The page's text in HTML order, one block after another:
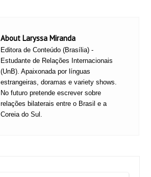
About Laryssa Miranda
Editora de Conteúdo (Brasília) -
Estudante de Relações Internacionais
(UnB). Apaixonada por línguas
estrangeiras, doramas e variety shows.
No futuro pretende escrever sobre
relações bilaterais entre o Brasil e a
Coreia do Sul.